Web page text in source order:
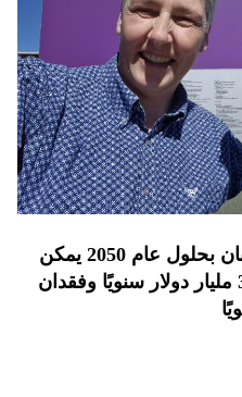
الإجهاد الحراري في تربية الألبان بحلول عام 2050 يمكن
أن يصل إلى خسارة قدرها 30 مليار دولار سنويًا وفقدان